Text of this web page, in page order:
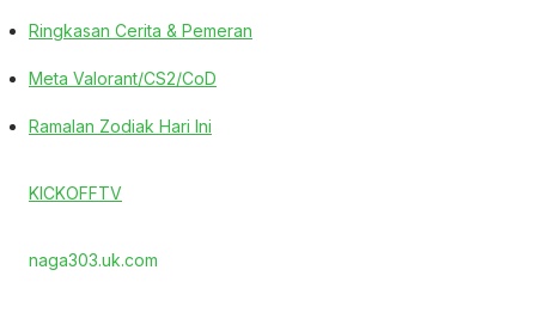
Ringkasan Cerita & Pemeran
Meta Valorant/CS2/CoD
Ramalan Zodiak Hari Ini
KICKOFFTV
naga303.uk.com